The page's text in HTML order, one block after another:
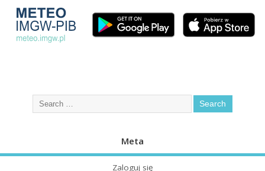
Meta
Zaloguj się